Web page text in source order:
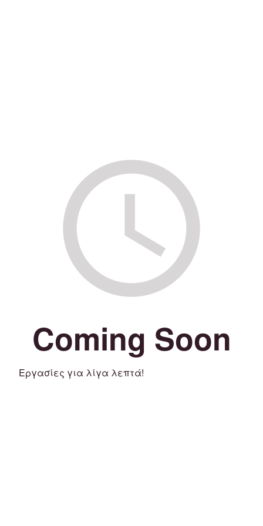
Coming Soon
Εργασίες για λίγα λεπτά!